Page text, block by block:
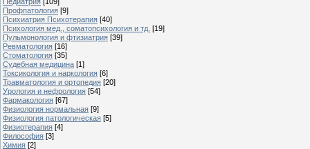
Профпатология [9]
Психиатрия Психотерапия [40]
Психология мед., соматопсихология и тд. [19]
Пульмонология и фтизиатрия [39]
Ревматология [16]
Стоматология [35]
Судебная медицина [1]
Токсикология и наркология [6]
Травматология и ортопедия [20]
Урология и нефрология [54]
Фармакология [67]
Физиология нормальная [9]
Физиология патологическая [5]
Физиотерапия [4]
Философия [3]
Химия [2]